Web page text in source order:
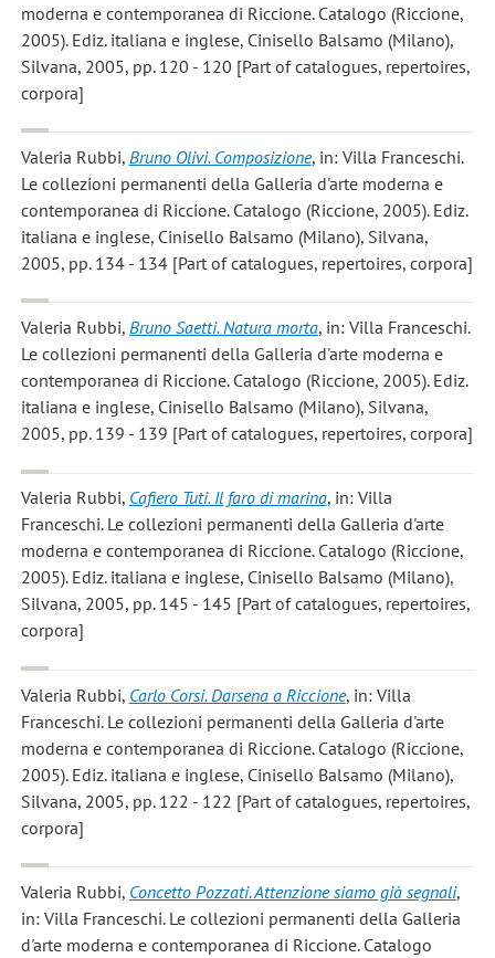
moderna e contemporanea di Riccione. Catalogo (Riccione,
2005). Ediz. italiana e inglese, Cinisello Balsamo (Milano),
Silvana, 2005, pp. 120 - 120 [Part of catalogues, repertoires,
corpora]
Valeria Rubbi, Bruno Olivi. Composizione, in: Villa Franceschi.
Le collezioni permanenti della Galleria d'arte moderna e
contemporanea di Riccione. Catalogo (Riccione, 2005). Ediz.
italiana e inglese, Cinisello Balsamo (Milano), Silvana,
2005, pp. 134 - 134 [Part of catalogues, repertoires, corpora]
Valeria Rubbi, Bruno Saetti. Natura morta, in: Villa Franceschi.
Le collezioni permanenti della Galleria d'arte moderna e
contemporanea di Riccione. Catalogo (Riccione, 2005). Ediz.
italiana e inglese, Cinisello Balsamo (Milano), Silvana,
2005, pp. 139 - 139 [Part of catalogues, repertoires, corpora]
Valeria Rubbi, Cafiero Tuti. Il faro di marina, in: Villa
Franceschi. Le collezioni permanenti della Galleria d'arte
moderna e contemporanea di Riccione. Catalogo (Riccione,
2005). Ediz. italiana e inglese, Cinisello Balsamo (Milano),
Silvana, 2005, pp. 145 - 145 [Part of catalogues, repertoires,
corpora]
Valeria Rubbi, Carlo Corsi. Darsena a Riccione, in: Villa
Franceschi. Le collezioni permanenti della Galleria d'arte
moderna e contemporanea di Riccione. Catalogo (Riccione,
2005). Ediz. italiana e inglese, Cinisello Balsamo (Milano),
Silvana, 2005, pp. 122 - 122 [Part of catalogues, repertoires,
corpora]
Valeria Rubbi, Concetto Pozzati. Attenzione siamo già segnali,
in: Villa Franceschi. Le collezioni permanenti della Galleria
d'arte moderna e contemporanea di Riccione. Catalogo